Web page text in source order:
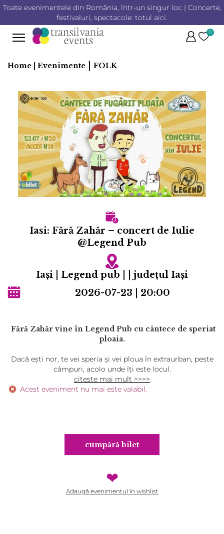
Toate evenimentele din România, într-un singur loc | Concerte,
festivaluri, spectacole: totul aici.
0
Home | Evenimente FOLK
Iasi: Fără Zahăr – concert de Iulie
@Legend Pub
Iaşi | Legend pub | | județul Iaşi
2026-07-23 | 20:00
Fără Zahăr vine în Legend Pub cu cântece de speriat
ploaia.
Dacă eşti nor, te vei speria şi vei ploua în extraurban, peste
câmpuri, acolo unde îţi este locul.
citeste mai mult >>>>
Acest eveniment nu mai este valabil.
cumpără bilet
❤
Adaugă evenimentul în wishlist